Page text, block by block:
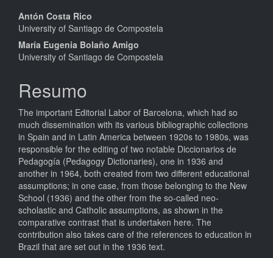
Conteúdo
do
artigo
principal
Antón Costa Rico
University of Santiago de Compostela
María Eugenia Bolaño Amigo
University of Santiago de Compostela
Resumo
The important Editorial Labor of Barcelona, which had so
much dissemination with its various bibliographic collections
in Spain and in Latin America between 1920s to 1980s, was
responsible for the editing of two notable Diccionarios de
Pedagogía (Pedagogy Dictionaries), one in 1936 and
another in 1964, both created from two different educational
assumptions; in one case, from those belonging to the New
School (1936) and the other from the so-called neo-
scholastic and Catholic assumptions, as shown in the
comparative contrast that is undertaken here. The
contribution also takes care of the references to education in
Brazil that are set out in the 1936 text.